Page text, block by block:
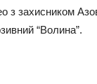
з захисником
“Волина”.